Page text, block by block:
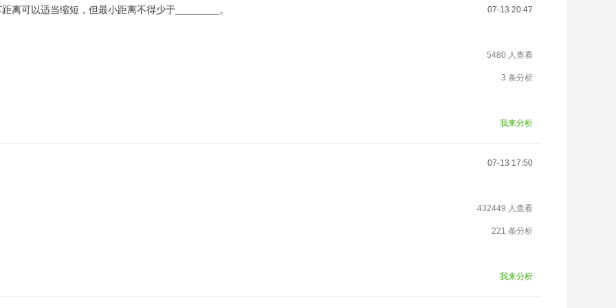
离可以适当缩短，但最小距离不得少于________。 07-13 20:47
5480 人查看
3 条分析
我来分析
07-13 17:50
432449 人查看
221 条分析
我来分析